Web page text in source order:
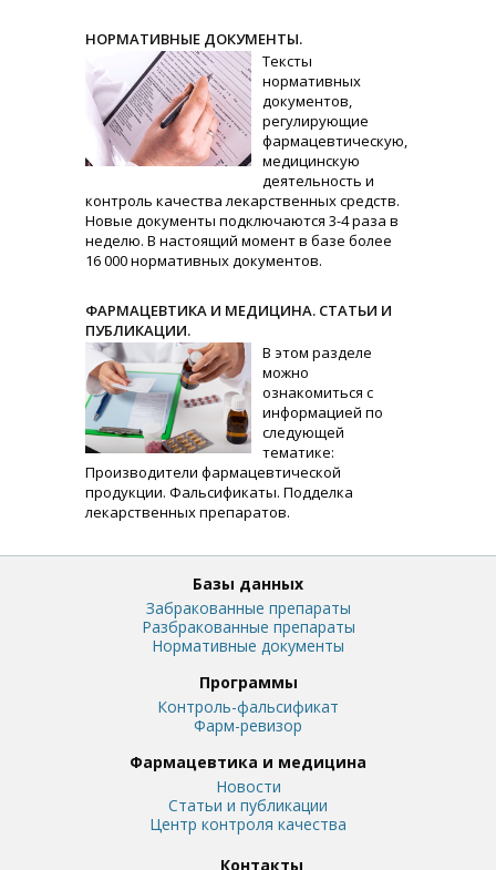
НОРМАТИВНЫЕ ДОКУМЕНТЫ.
Тексты
нормативных
документов,
регулирующие
фармацевтическую,
медицинскую
деятельность и
контроль качества лекарственных средств.
Новые документы подключаются 3-4 раза в
неделю. В настоящий момент в базе более
16 000 нормативных документов.
ФАРМАЦЕВТИКА И МЕДИЦИНА. СТАТЬИ И
ПУБЛИКАЦИИ.
В этом разделе
можно
ознакомиться с
информацией по
следующей
тематике:
Производители фармацевтической
продукции. Фальсификаты. Подделка
лекарственных препаратов.
Базы данных
Забракованные препараты
Разбракованные препараты
Нормативные документы
Программы
Контроль-фальсификат
Фарм-ревизор
Фармацевтика и медицина
Новости
Статьи и публикации
Центр контроля качества
Контакты